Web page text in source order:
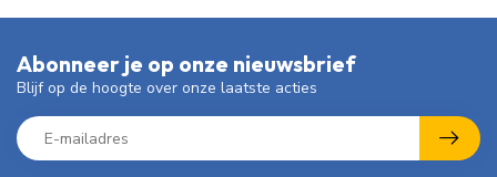
Abonneer je op onze nieuwsbrief
Blijf op de hoogte over onze laatste acties